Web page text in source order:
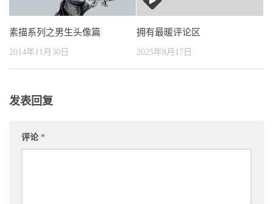
素描系列之男生头像篇
2014年11月30日
拥有最暖评论区
2025年8月17日
发表回复
评论 *